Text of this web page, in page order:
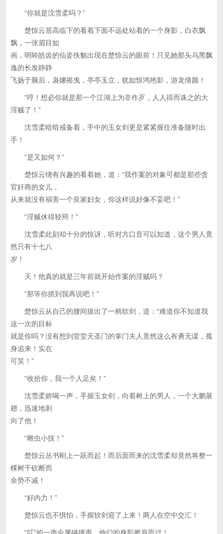
“你就是沈雪柔吗？”
楚惊云居高临下的看着下面不远处站着的一个身影，白衣飘
飘，一张眉目如
画，明眸皓齿的仙姿佚貌出现在楚惊云的眼前！只见她那头乌黑飘
逸的长发静静
飞扬于脑后，袅娜摇曳，亭亭玉立，犹如惊鸿艳影，游龙倩颜！
“哼！想必你就是那一个江湖上为非作歹，人人得而诛之的大
淫贼了！”
沈雪柔暗暗戒备着，手中的玉女剑更是紧紧握住准备随时出
手！
“是又如何？”
楚惊云绕有兴趣的看着她，道：“我作案的对象可都是那些贪
官奸商的女儿，
从来就没有祸害一个良家妇女，你这样说好像不妥吧！”
“淫贼休得狡辩！”
沈雪柔此刻却十分的惊讶，听对方口音可以知道，这个男人竟
然只有十七八
岁！
天！他真的就是三年前就开始作案的淫贼吗？
“那等你抓到我再说吧！”
楚惊云从自己的腰间拔出了一柄软剑，道：“难道你不知道我
这一次的目标
就是你吗？没有想到堂堂天圣门的掌门夫人竟然这么有勇无谋，孤
身追来！实在
可笑！”
“收拾你，我一个人足矣！”
沈雪柔娇喝一声，手握玉女剑，向着树上的男人，一个大鹏展
翅，迅速地刺
向了他！
“雕虫小技！”
楚惊云丛书刚上一跃而起！而后面而来的沈雪柔却竟然将整一
棵树干砍断而
余势不减！
“好内力！”
楚惊云也不惧怕，手握软剑迎了上来！两人在空中交汇！